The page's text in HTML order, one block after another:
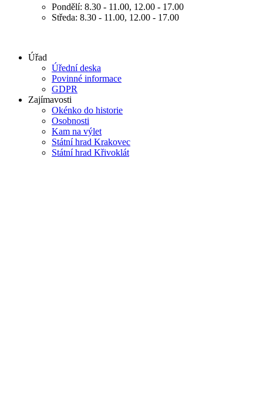
Pondělí: 8.30 - 11.00, 12.00 - 17.00
Středa: 8.30 - 11.00, 12.00 - 17.00
Úřad
Úřední deska
Povinné informace
GDPR
Zajímavosti
Okénko do historie
Osobnosti
Kam na výlet
Státní hrad Krakovec
Státní hrad Křivoklát